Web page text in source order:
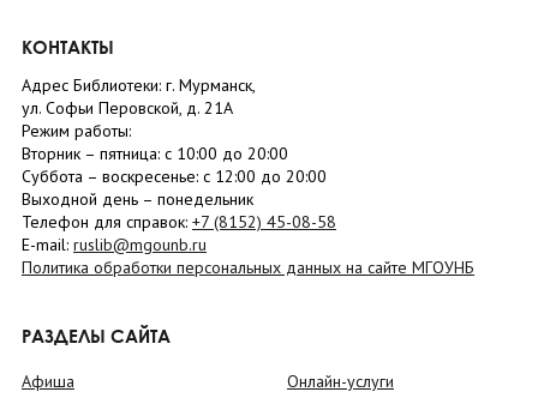
КОНТАКТЫ
Адрес Библиотеки: г. Мурманск,
ул. Софьи Перовской, д. 21А
Режим работы:
Вторник – пятница: с 10:00 до 20:00
Суббота – воскресенье: c 12:00 до 20:00
Выходной день – понедельник
Телефон для справок: +7 (8152) 45-08-58
E-mail: ruslib@mgounb.ru
Политика обработки персональных данных на сайте МГОУНБ
РАЗДЕЛЫ САЙТА
Афиша
Онлайн-услуги